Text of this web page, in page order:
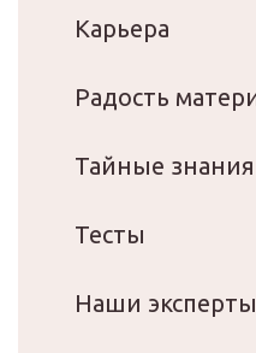
Карьера
Радость
Тайные знания
Тесты
Наши